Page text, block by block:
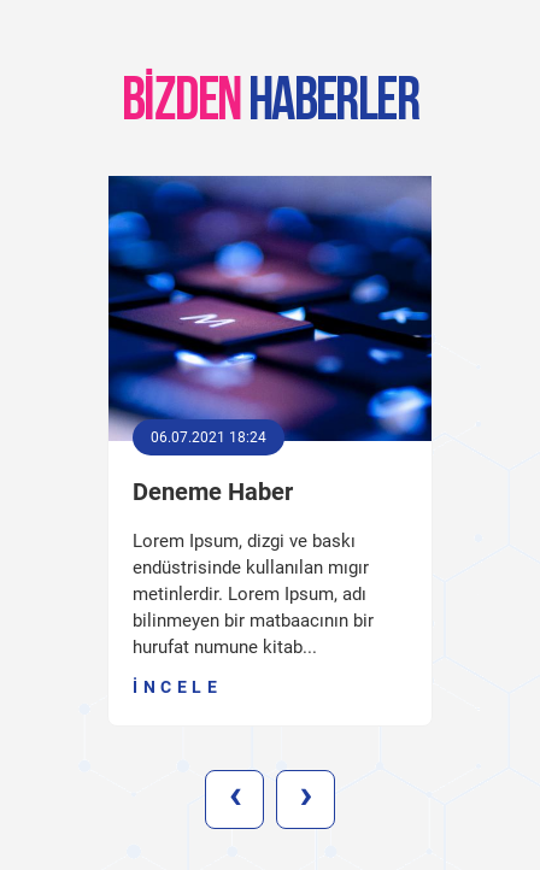
BIZDENHABERLER
06.07.2021 18:24
Deneme Haber
Lorem Ipsum, dizgi ve baskı
endüstrisinde kullanılan mıgır
metinlerdir. Lorem Ipsum, adı
bilinmeyen bir matbaacının bir
hurufat numune kitab...
İNCELE
‹ ›